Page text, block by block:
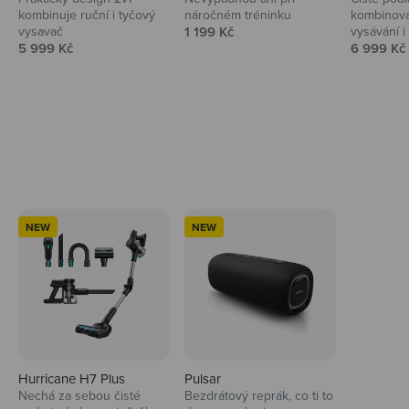
kombinuje ruční i tyčový
vysavač
Prodejní cena
5 999 Kč
náročném tréninku
Prodejní cena
1 199 Kč
vysávání
Prodejní
6 999 Kč
NEW
Hurricane H7 Plus
Nechá za sebou čisté
NEW
Pulsar
Bezdrátový reprák, co ti to